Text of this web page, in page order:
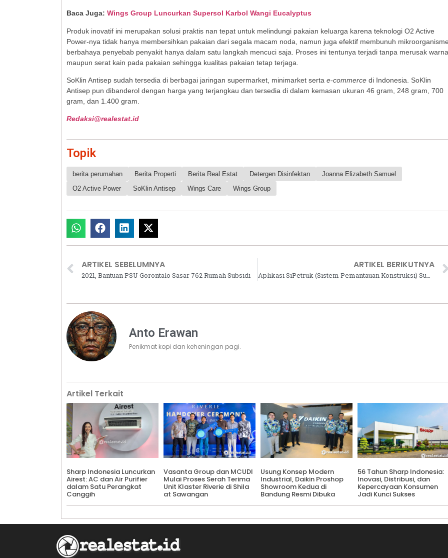
Baca Juga: Wings Group Luncurkan Supersol Karbol Wangi Eucalyptus
Produk inovatif ini merupakan solusi praktis nan tepat untuk melindungi pakaian keluarga karena teknologi O2 Active
Power-nya tidak hanya membersihkan pakaian dari segala macam noda, namun juga efektif membunuh
berbahaya penyebab penyakit hanya dalam satu langkah mencuci saja. Proses ini tentunya terjadi tanpa merusak warna
maupun serat kain pada pakaian sehingga kualitas pakaian tetap terjaga.
SoKlin Antisep sudah tersedia di berbagai jaringan supermarket, minimarket serta e-commerce di Indonesia. SoKlin
Antisep pun dibanderol dengan harga yang terjangkau dan tersedia di dalam kemasan ukuran 46 gram, 248 gram, 700
gram, dan 1.400 gram.
Redaksi@realestat.id
Topik
berita perumahan Berita Properti Berita Real Estat Detergen Disinfektan
Joanna Elizabeth Samuel
O2 Active Power
SoKlin Antisep Wings Care Wings Group
ARTIKEL SEBELUMNYA
2021, Bantuan PSU Gorontalo Sasar 762 Rumah Subsidi
ARTIKEL BERIKUTNYA
Aplikasi SiPetruk (Sistem Pemantauan Konstruksi) Sudah Bisa Diunduh
Anto Erawan
Penikmat kopi dan keheningan pagi.
Artikel Terkait
Sharp Indonesia Luncurkan
Airest: AC dan Air Purifier
dalam Satu Perangkat
Canggih
Vasanta Group dan MCUDI
Mulai Proses Serah Terima
Unit Klaster Riverie di Shila
at Sawangan
Usung Konsep Modern
Industrial, Daikin Proshop
Showroom Kedua di
Bandung Resmi Dibuka
56 Tahun Sharp Indonesia:
Inovasi, Distribusi, dan
Kepercayaan Konsumen
Jadi Kunci Sukses